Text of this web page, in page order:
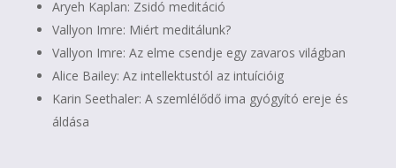
Aryeh Kaplan: Zsidó meditáció
Vallyon Imre: Miért meditálunk?
Vallyon Imre: Az elme csendje egy zavaros világban
Alice Bailey: Az intellektustól az intuícióig
Karin Seethaler: A szemlélődő ima gyógyító ereje és
áldása